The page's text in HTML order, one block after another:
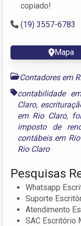
copiado!
(19) 3557-6783
Mapa
Contadores em
contabilidade
Claro,
em Rio Claro,
imposto de
contábeis em
Rio Claro
Pesquisas
Whatsapp
Suporte
Atendimento
SAC Escritório